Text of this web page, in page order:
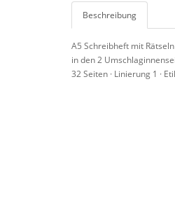
Beschreibung
A5 Schreibheft mit
in den 2
32 Seiten · Linierung 1 ·